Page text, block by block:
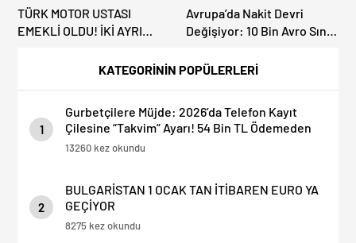
KATEGORİNİN POPÜLERLERİ
1
Gurbetçilere Müjde: 2026’da Telefon Kayıt
Çilesine “Takvim” Ayarı! 54 Bin TL Ödemeden
Kullanmak Mümkün
13260 kez okundu
2
BULGARİSTAN 1 OCAK TAN İTİBAREN EURO YA
GEÇİYOR
8275 kez okundu
TÜRK MOTOR USTASI
EMEKLİ OLDU! İKİ AYRI
Avrupa’da Nakit Devri
Değişiyor: 10 Bin Avro Sınırı